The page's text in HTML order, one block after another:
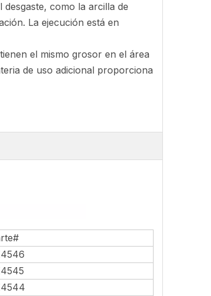
como la arcilla de
La ejecución está en
el mismo grosor en el área
de uso adicional proporciona